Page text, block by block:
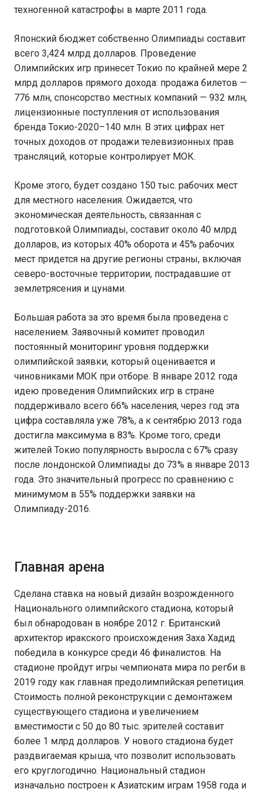
техногенной катастрофы в марте 2011 года.
Японский бюджет собственно Олимпиады составит
всего 3,424 млрд долларов. Проведение
Олимпийских игр принесет Токио по крайней мере 2
млрд долларов прямого дохода: продажа билетов —
776 млн, спонсорство местных компаний — 932 млн,
лицензионные поступления от использования
бренда Токио-2020–140 млн. В этих цифрах нет
точных доходов от продажи телевизионных прав
трансляций, которые контролирует МОК.
Кроме этого, будет создано 150 тыс. рабочих мест
для местного населения. Ожидается, что
экономическая деятельность, связанная с
подготовкой Олимпиады, составит около 40 млрд
долларов, из которых 40% оборота и 45% рабочих
мест придется на другие регионы страны, включая
северо-восточные территории, пострадавшие от
землетрясения и цунами.
Большая работа за это время была проведена с
населением. Заявочный комитет проводил
постоянный мониторинг уровня поддержки
олимпийской заявки, который оценивается и
чиновниками МОК при отборе. В январе 2012 года
идею проведения Олимпийских игр в стране
поддерживало всего 66% населения, через год эта
цифра составляла уже 78%, а к сентябрю 2013 года
достигла максимума в 83%. Кроме того, среди
жителей Токио популярность выросла с 67% сразу
после лондонской Олимпиады до 73% в январе 2013
года. Это значительный прогресс по сравнению с
минимумом в 55% поддержки заявки на
Олимпиаду-2016.
Главная арена
Сделана ставка на новый дизайн возрожденного
Национального олимпийского стадиона, который
был обнародован в ноябре 2012 г. Британский
архитектор иракского происхождения Заха Хадид
победила в конкурсе среди 46 финалистов. На
стадионе пройдут игры чемпионата мира по регби в
2019 году как главная предолимпийская репетиция.
Стоимость полной реконструкции с демонтажем
существующего стадиона и увеличением
вместимости с 50 до 80 тыс. зрителей составит
более 1 млрд долларов. У нового стадиона будет
раздвигаемая крыша, что позволит использовать
его круглогодично. Национальный стадион
изначально построен к Азиатским играм 1958 года и